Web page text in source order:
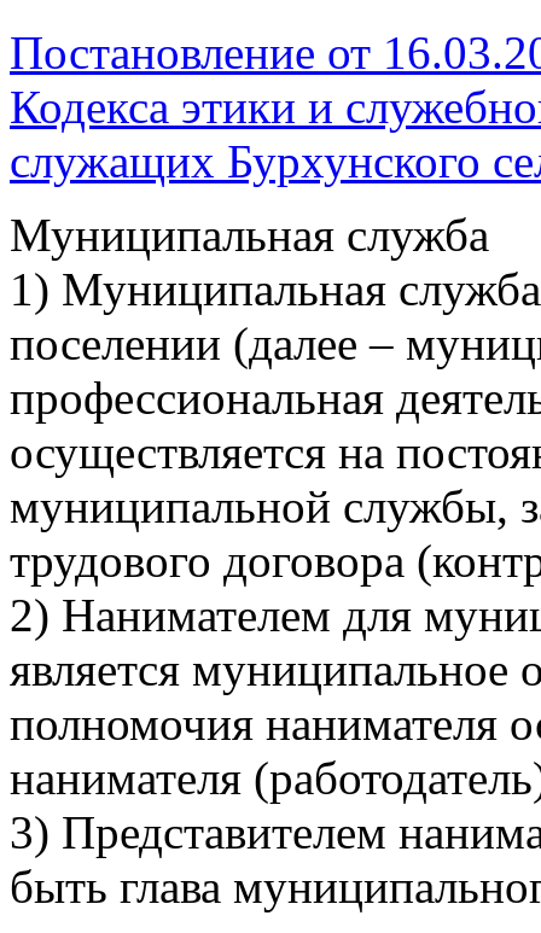
Постановление от
Кодекса этики и
служащих Бурхунского
Муниципальная служба
1) Муниципальная
поселении (далее –
профессиональная
осуществляется на
муниципальной службы,
трудового договора
2) Нанимателем для
является муниципальное
полномочия нанимателя
нанимателя
3) Представителем
быть глава